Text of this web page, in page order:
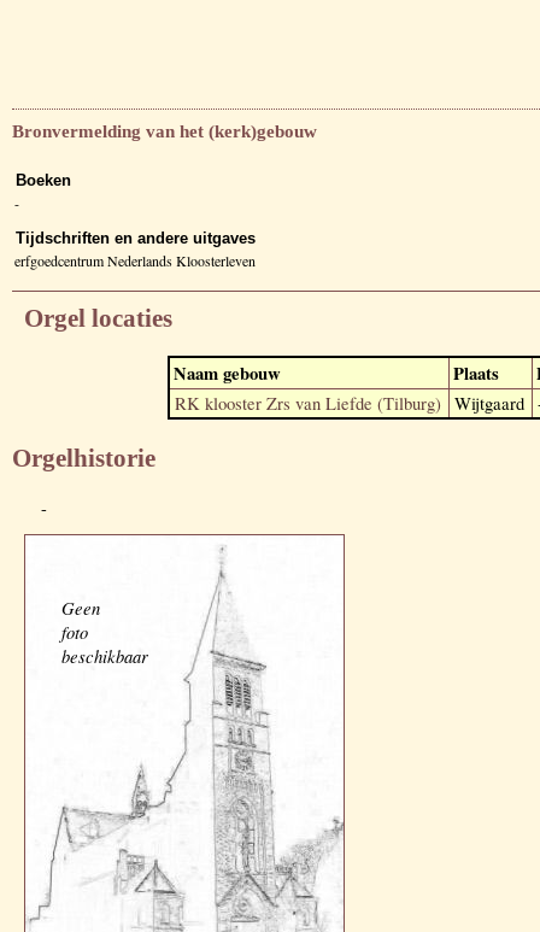
Bronvermelding van het (kerk)gebouw
Boeken
-
Tijdschriften en andere uitgaves
erfgoedcentrum Nederlands Kloosterleven
Orgel locaties
Naam gebouw Plaats
RK klooster Zrs van Liefde (Tilburg) Wijtgaard
Orgelhistorie
-
Geen
foto
beschikbaar